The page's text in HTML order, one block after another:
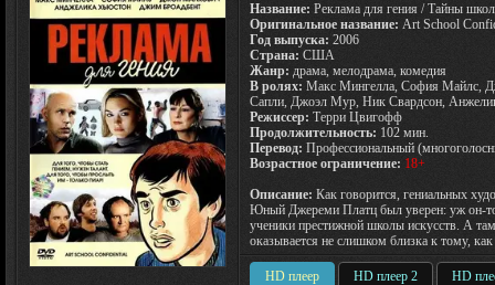
Название: Реклама для гения / Тайны
Оригинальное название: Art School
Год выпуска: 2006
Страна: США
Жанр: драма, мелодрама, комедия
В ролях: Макс Мингелла, София Майлс,
Сапли, Джоэл Мур, Ник Свардсон,
Режиссер: Терри Цвигофф
Продолжительность: 102 мин.
Перевод: Профессиональный
Возрастное ограничение: 18+
Описание: Как говорится, гениальных
Юный Джереми Платц был уверен: уж он-то
ученики престижной школы искусств. А
оказывается не слишком близка к тому, как
HD плеер HD плеер 2 HD